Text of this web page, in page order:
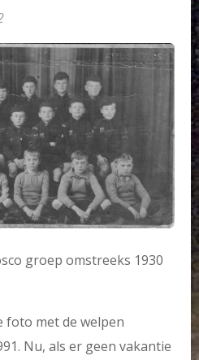
groep omstreeks 1930
foto met de welpen
Nu, als er geen vakantie